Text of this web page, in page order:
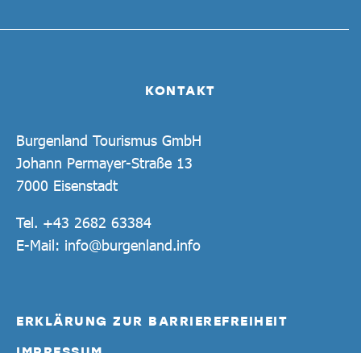
KONTAKT
Burgenland Tourismus GmbH
Johann Permayer-Straße 13
7000 Eisenstadt
Tel. +43 2682 63384
E-Mail: info@burgenland.info
ERKLÄRUNG ZUR BARRIEREFREIHEIT